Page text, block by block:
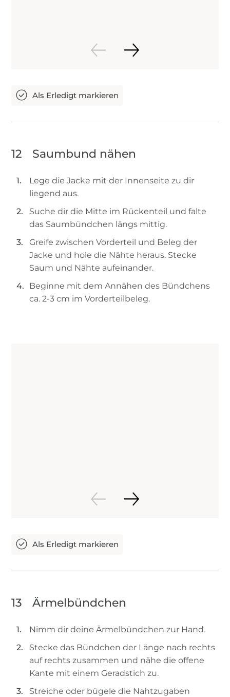
12 Saumbund nähen
Lege die Jacke mit der Innenseite zu dir
liegend aus.
Suche dir die Mitte im Rückenteil und falte
das Saumbündchen längs mittig.
Greife zwischen Vorderteil und Beleg der
Jacke und hole die Nähte heraus. Stecke
Saum und Nähte aufeinander.
Beginne mit dem Annähen des Bündchens
ca. 2-3 cm im Vorderteilbeleg.
13 Ärmelbündchen
Nimm dir deine Ärmelbündchen zur Hand.
Stecke das Bündchen der Länge nach rechts
auf rechts zusammen und nähe die offene
Kante mit einem Geradstich zu.
Streiche oder bügele die Nahtzugaben